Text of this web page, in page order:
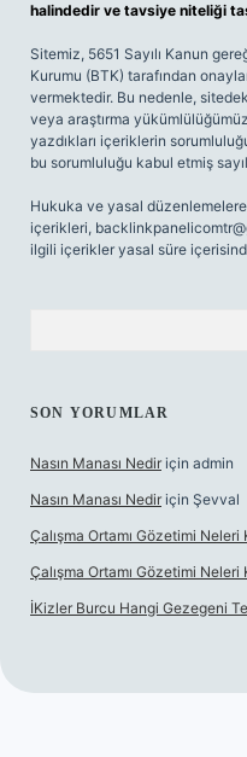
halindedir ve tavsiye niteliği
Sitemiz, 5651 Sayılı Kanun
Kurumu (BTK) tarafından
vermektedir. Bu nedenle,
veya araştırma
yazdıkları içeriklerin
bu sorumluluğu kabul etmiş
Hukuka ve yasal
içerikleri,
ilgili içerikler yasal süre
SON YORUMLAR
Nasın Manası Nedir için admin
Nasın Manası Nedir için Şevval
Çalışma Ortamı Gözetimi Neleri
Çalışma Ortamı Gözetimi Neleri
İKizler Burcu Hangi Gezegeni